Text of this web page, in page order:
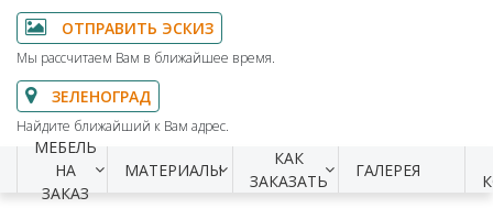
ОТПРАВИТЬ ЭСКИЗ
Мы рассчитаем Вам в ближайшее время.
ЗЕЛЕНОГРАД
Найдите ближайший к Вам адрес.
МЕБЕЛЬ
НА
ЗАКАЗ
МАТЕРИАЛЫ
КАК
ЗАКАЗАТЬ
ГАЛЕРЕЯ